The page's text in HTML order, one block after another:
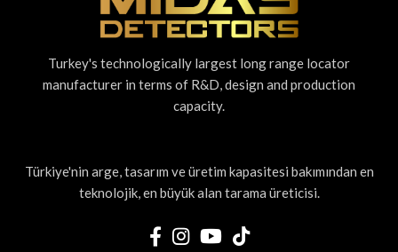
Turkey's technologically largest long range locator
manufacturer in terms of R&D, design and production
capacity.
Türkiye'nin arge, tasarım ve üretim kapasitesi bakımından en
teknolojik, en büyük alan tarama üreticisi.